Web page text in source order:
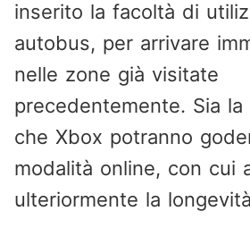
inserito la facoltà di
autobus, per arrivare
nelle zone già visitate
precedentemente. Sia
che Xbox potranno
modalità online, con cui
ulteriormente la